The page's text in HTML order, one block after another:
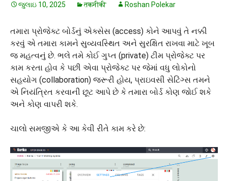
જુલાઇ 10, 2025 तकनीकी Roshan Polekar
તમારા પ્રોજેક્ટ બોર્ડનું એક્સેસ (access) કોને આપવું તે નક્કી
કરવું એ તમારા કામને સુવ્યવસ્થિત અને સુરક્ષિત રાખવા માટે ખૂબ
જ મહત્વનું છે. ભલે તમે કોઈ ગુપ્ત (private) ટીમ પ્રોજેક્ટ પર
કામ કરતા હોવ કે પછી એવા પ્રોજેક્ટ પર જેમાં વધુ લોકોનો
સહયોગ (collaboration) જરૂરી હોય, પ્રાઇવસી સેટિંગ્સ તમને
એ નિયંત્રિત કરવાની છૂટ આપે છે કે તમારા બોર્ડ કોણ જોઈ શકે
અને કોણ વાપરી શકે.
ચાલો સમજીએ કે આ કેવી રીતે કામ કરે છે: